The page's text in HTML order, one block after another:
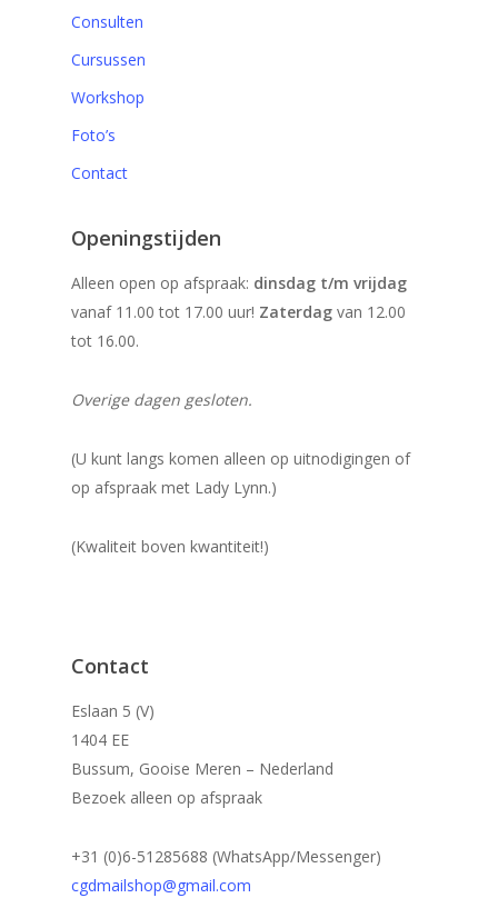
Consulten
Cursussen
Workshop
Foto’s
Contact
Openingstijden
Alleen open op afspraak: dinsdag t/m vrijdag
vanaf 11.00 tot 17.00 uur! Zaterdag van 12.00
tot 16.00.
Overige dagen gesloten.
(U kunt langs komen alleen op uitnodigingen of
op afspraak met Lady Lynn.)
(Kwaliteit boven kwantiteit!)
Contact
Eslaan 5 (V)
1404 EE
Bussum, Gooise Meren – Nederland
Bezoek alleen op afspraak
+31 (0)6-51285688 (WhatsApp/Messenger)
cgdmailshop@gmail.com